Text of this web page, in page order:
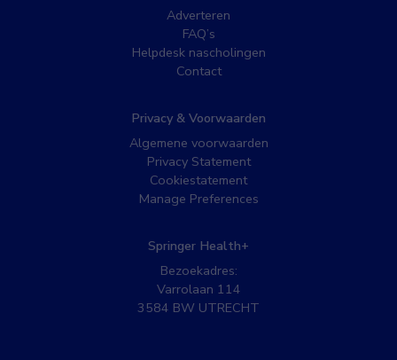
Adverteren
FAQ’s
Helpdesk nascholingen
Contact
Privacy & Voorwaarden
Algemene voorwaarden
Privacy Statement
Cookiestatement
Manage Preferences
Springer Health+
Bezoekadres:
Varrolaan 114
3584 BW UTRECHT